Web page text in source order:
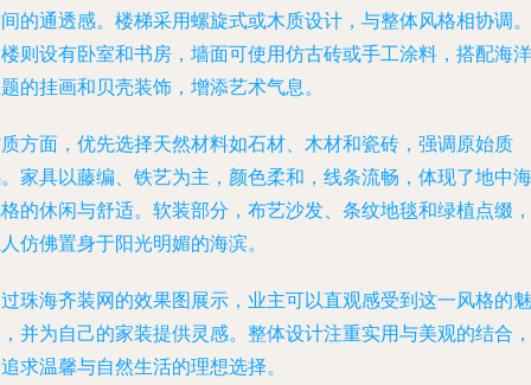
的通透感。楼梯采用螺旋式或木质设计，与整体风格相协调。
则设有卧室和书房，墙面可使用仿古砖或手工涂料，搭配海洋
的挂画和贝壳装饰，增添艺术气息。
方面，优先选择天然材料如石材、木材和瓷砖，强调原始质
家具以藤编、铁艺为主，颜色柔和，线条流畅，体现了地中海
的休闲与舒适。软装部分，布艺沙发、条纹地毯和绿植点缀，
仿佛置身于阳光明媚的海滨。
珠海齐装网的效果图展示，业主可以直观感受到这一风格的魅
并为自己的家装提供灵感。整体设计注重实用与美观的结合，
求温馨与自然生活的理想选择。